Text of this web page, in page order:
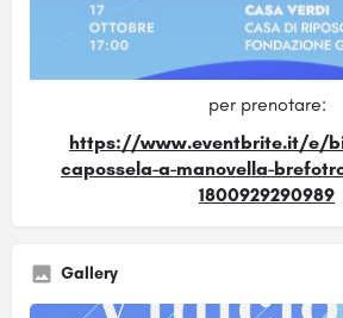
per prenotare:
https://www.eventbrite.it/e/
capossela-a-manovella-
1800929290989
Gallery